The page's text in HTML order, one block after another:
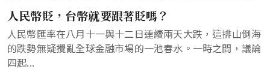
人民幣貶，台幣就要跟著貶嗎？
人民幣匯率在八月十一與十二日連續兩天大跌，這排山倒海
的跌勢無疑攪亂全球金融市場的一池春水。一時之間，議論
四起...